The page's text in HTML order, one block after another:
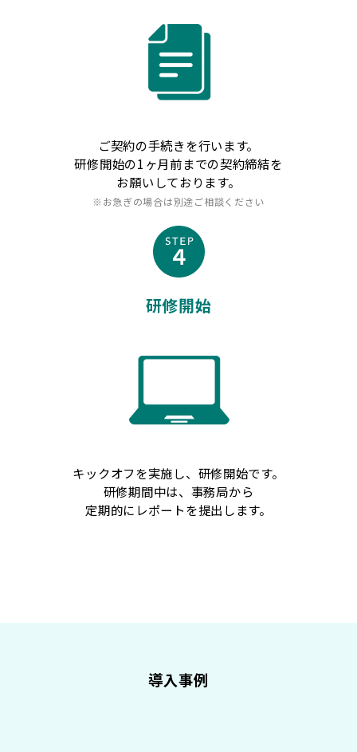
ご契約の手続きを行います。
研修開始の1ヶ月前までの契約締結を
お願いしております。
※お急ぎの場合は別途ご相談ください
研修開始
キックオフを実施し、研修開始です。
研修期間中は、事務局から
定期的にレポートを提出します。
導入事例